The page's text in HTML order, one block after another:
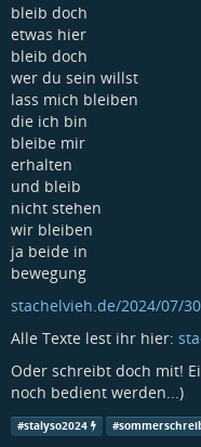
bleib doch
etwas hier
bleib doch
wer du sein willst
lass mich bleiben
die ich bin
bleibe mir
erhalten
und bleib
nicht stehen
wir bleiben
ja beide in
bewegung
stachelvieh.de/2024/07/
Alle Texte lest ihr hier:
Oder schreibt doch mit!
noch bedient werden...)
#stalyso2024 #